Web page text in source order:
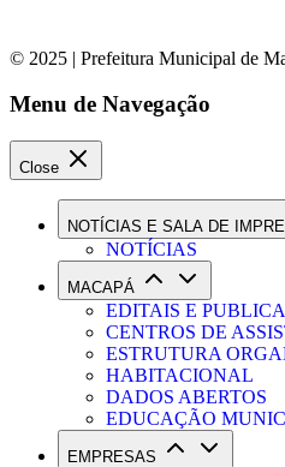
© 2025 | Prefeitura Municipal de
Menu de Navegação
Close
NOTÍCIAS E SALA DE
NOTÍCIAS
MACAPÁ
EDITAIS E
CENTROS DE
ESTRUTURA
HABITACIONAL
DADOS ABERTOS
EDUCAÇÃO
EMPRESAS